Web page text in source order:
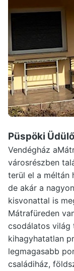
Püspöki
Vendégház
városrészben
terül el a méltán
de akár a
kisvonattal is
Mátrafüreden
csodálatos világ
kihagyhatatlan
legmagasabb
családiház,